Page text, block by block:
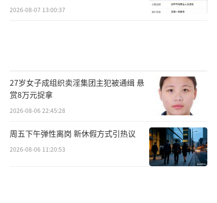
2026-08-07 13:00:37
27岁女子成组织卖淫集团主犯被通缉 悬
赏8万元捉拿
2026-08-06 22:45:28
周五下午弹性离岗 新休假方式引热议
2026-08-06 11:20:53